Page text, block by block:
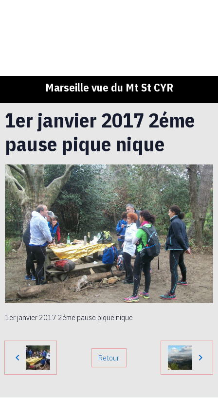
Marseille vue du Mt St CYR
1er janvier 2017 2éme
pause pique nique
1er janvier 2017 2éme pause pique nique
Retour